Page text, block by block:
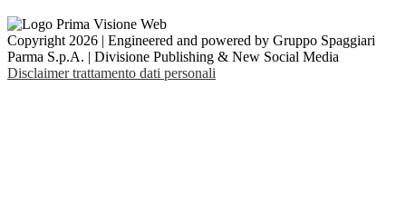
Copyright 2026 | Engineered and powered by Gruppo Spaggiari
Parma S.p.A. | Divisione Publishing & New Social Media
Disclaimer trattamento dati personali